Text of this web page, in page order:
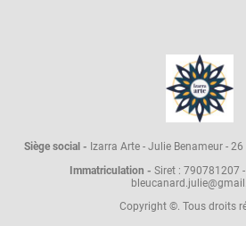
Siège social - Izarra Arte - Julie Benameur -
Immatriculation - Siret : 790781207 -
Copyright ©. Tous droits